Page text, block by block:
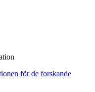
för de forskande